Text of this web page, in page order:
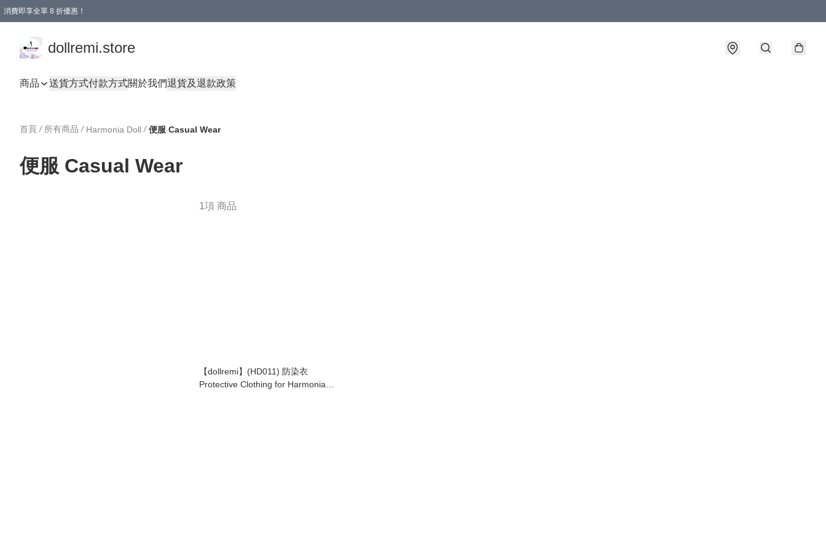
消費即享全單 8 折優惠！
dollremi.store
商品 送貨方式付款方式關於我們退貨及退款政策
首頁 / 所有商品 / Harmonia Doll / 便服 Casual Wear
便服 Casual Wear
1項 商品
【dollremi】(HD011) 防染衣
Protective Clothing for Harmonia